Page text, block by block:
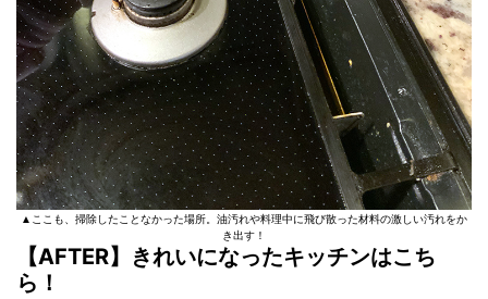
▲ここも、掃除したことなかった場所。油汚れや料理中に飛び散った材料の激しい汚れをか
き出す！
【AFTER】きれいになったキッチンはこち
ら！